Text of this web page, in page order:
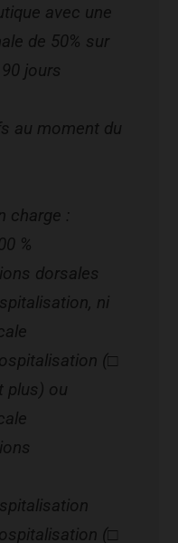
avec une
de 50% sur
jours
au moment du
charge :
%
dorsales
ni
(□
plus) ou
(□